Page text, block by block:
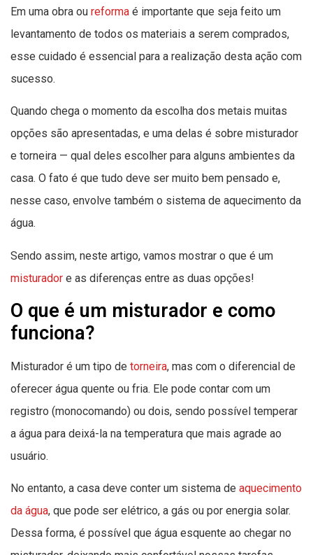
Em uma obra ou reforma é importante que seja feito um
levantamento de todos os materiais a serem comprados,
esse cuidado é essencial para a realização desta ação com
sucesso.
Quando chega o momento da escolha dos metais muitas
opções são apresentadas, e uma delas é sobre misturador
e torneira — qual deles escolher para alguns ambientes da
casa. O fato é que tudo deve ser muito bem pensado e,
nesse caso, envolve também o sistema de aquecimento da
água.
Sendo assim, neste artigo, vamos mostrar o que é um
misturador e as diferenças entre as duas opções!
O que é um misturador e como
funciona?
Misturador é um tipo de torneira, mas com o diferencial de
oferecer água quente ou fria. Ele pode contar com um
registro (monocomando) ou dois, sendo possível temperar
a água para deixá-la na temperatura que mais agrade ao
usuário.
No entanto, a casa deve conter um sistema de aquecimento
da água, que pode ser elétrico, a gás ou por energia solar.
Dessa forma, é possível que água esquente ao chegar no